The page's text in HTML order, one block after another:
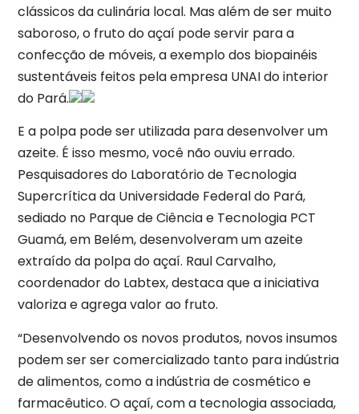
clássicos da culinária local. Mas além de ser muito
saboroso, o fruto do açaí pode servir para a
confecção de móveis, a exemplo dos biopainéis
sustentáveis feitos pela empresa UNAI do interior
do Pará.
E a polpa pode ser utilizada para desenvolver um
azeite. É isso mesmo, você não ouviu errado.
Pesquisadores do Laboratório de Tecnologia
Supercrítica da Universidade Federal do Pará,
sediado no Parque de Ciência e Tecnologia PCT
Guamá, em Belém, desenvolveram um azeite
extraído da polpa do açaí. Raul Carvalho,
coordenador do Labtex, destaca que a iniciativa
valoriza e agrega valor ao fruto.
“Desenvolvendo os novos produtos, novos insumos
podem ser ser comercializado tanto para indústria
de alimentos, como a indústria de cosmético e
farmacêutico. O açaí, com a tecnologia associada,